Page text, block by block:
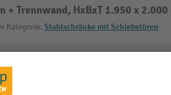
+ Trennwand, HxBxT 1.950 x
Kategorie: Stahlschränke mit Schiebetüren